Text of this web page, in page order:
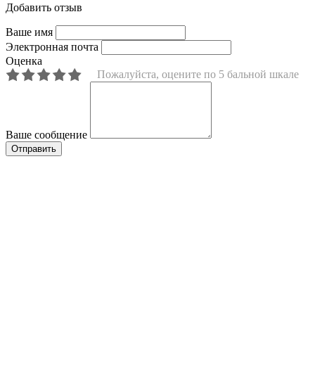
Добавить отзыв
Ваше имя
Электронная почта
Оценка
Пожалуйста, оцените по 5 бальной шкале
Ваше сообщение